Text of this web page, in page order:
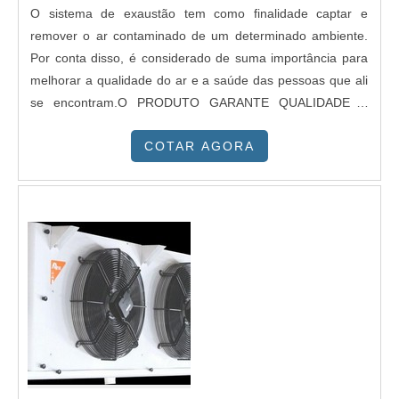
O sistema de exaustão tem como finalidade captar e
remover o ar contaminado de um determinado ambiente.
Por conta disso, é considerado de suma importância para
melhorar a qualidade do ar e a saúde das pessoas que ali
se encontram.O PRODUTO GARANTE QUALIDADE E
excelente custo-benefício, visto que, ao ser instalado por
como:Poeira;Bactérias;Fungos;Agentes
químicos;Etc.Sendo assim, esse sistema evita a
disseminação de doenças e mantém a qualidade de vida e
o bem-estar de todos os colaboradores dentro do
ambiente, além de preservar equipamentos e maquinários,
diminuindo a temperatura de motores e isolando cabines
elétricas de produtos inflamáveis.Com o objetivo de
COTAR AGORA